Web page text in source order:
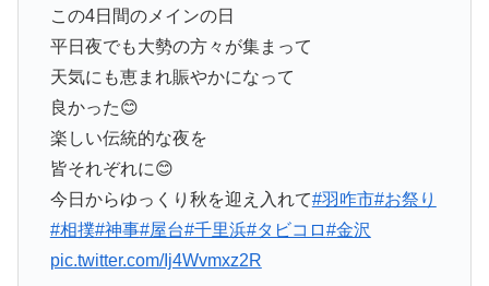
この4日間のメインの日
平日夜でも大勢の方々が集まって
天気にも恵まれ賑やかになって
良かった😊
楽しい伝統的な夜を
皆それぞれに😊
今日からゆっくり秋を迎え入れて#羽咋市#お祭り
#相撲#神事#屋台#千里浜#タビコロ#金沢
pic.twitter.com/Ij4Wvmxz2R